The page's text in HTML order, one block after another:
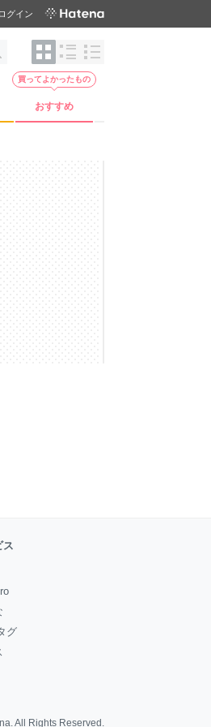
ログイン
おすすめ
買ってよかったもの
ス
グ
. All Rights Reserved.